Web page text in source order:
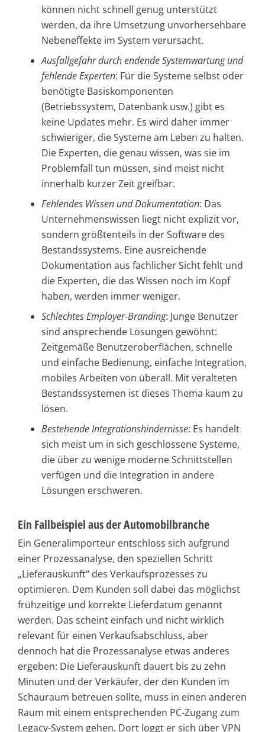
können nicht schnell genug unterstützt
werden, da ihre Umsetzung unvorhersehbare
Nebeneffekte im System verursacht.
Ausfallgefahr durch endende Systemwartung und
fehlende Experten: Für die Systeme selbst oder
benötigte Basiskomponenten
(Betriebssystem, Datenbank usw.) gibt es
keine Updates mehr. Es wird daher immer
schwieriger, die Systeme am Leben zu halten.
Die Experten, die genau wissen, was sie im
Problemfall tun müssen, sind meist nicht
innerhalb kurzer Zeit greifbar.
Fehlendes Wissen und Dokumentation: Das
Unternehmenswissen liegt nicht explizit vor,
sondern größtenteils in der Software des
Bestandssystems. Eine ausreichende
Dokumentation aus fachlicher Sicht fehlt und
die Experten, die das Wissen noch im Kopf
haben, werden immer weniger.
Schlechtes Employer-Branding: Junge Benutzer
sind ansprechende Lösungen gewöhnt:
Zeitgemäße Benutzeroberflächen, schnelle
und einfache Bedienung, einfache Integration,
mobiles Arbeiten von überall. Mit veralteten
Bestandssystemen ist dieses Thema kaum zu
lösen.
Bestehende Integrationshindernisse: Es handelt
sich meist um in sich geschlossene Systeme,
die über zu wenige moderne Schnittstellen
verfügen und die Integration in andere
Lösungen erschweren.
Ein Fallbeispiel aus der Automobilbranche
Ein Generalimporteur entschloss sich aufgrund
einer Prozessanalyse, den speziellen Schritt
„Lieferauskunft“ des Verkaufsprozesses zu
optimieren. Dem Kunden soll dabei das möglichst
frühzeitige und korrekte Lieferdatum genannt
werden. Das scheint einfach und nicht wirklich
relevant für einen Verkaufsabschluss, aber
dennoch hat die Prozessanalyse etwas anderes
ergeben: Die Lieferauskunft dauert bis zu zehn
Minuten und der Verkäufer, der den Kunden im
Schauraum betreuen sollte, muss in einen anderen
Raum mit einem entsprechenden PC-Zugang zum
Legacy-System gehen. Dort loggt er sich über VPN